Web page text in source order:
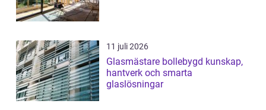
11 juli 2026
Glasmästare bollebygd kunskap,
hantverk och smarta
glaslösningar